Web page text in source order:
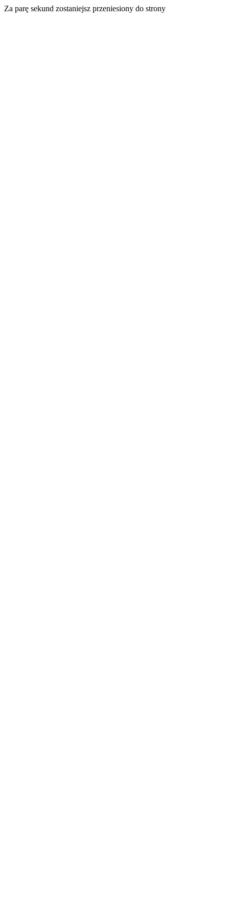
Za parę sekund zostaniejsz przeniesiony do strony